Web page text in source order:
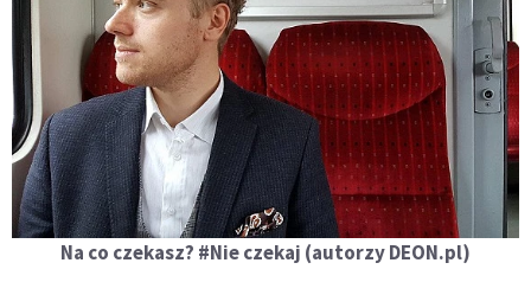
Na co czekasz? #Nie czekaj (autorzy DEON.pl)